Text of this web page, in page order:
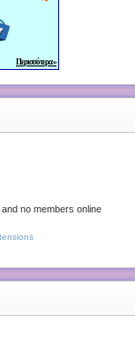
no members online